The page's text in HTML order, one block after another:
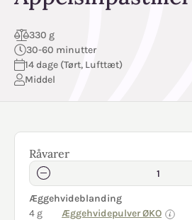
330 g
30-60 minutter
14 dage (Tørt, Lufttæt)
Middel
Råvarer
Æggehvideblanding
4 g
Æggehvidepulver ØKO